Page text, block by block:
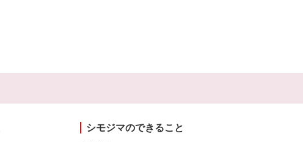
シモジマのできること